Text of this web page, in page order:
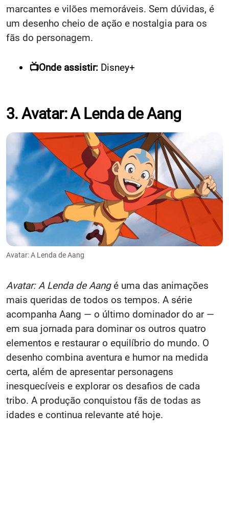
marcantes e vilões memoráveis. Sem dúvidas, é
um desenho cheio de ação e nostalgia para os
fãs do personagem.
📺Onde assistir: Disney+
3. Avatar: A Lenda de Aang
Avatar: A Lenda de Aang
Avatar: A Lenda de Aangé uma das animações
mais queridas de todos os tempos. A série
acompanha Aang — o último dominador do ar —
em sua jornada para dominar os outros quatro
elementos e restaurar o equilíbrio do mundo. O
desenho combina aventura e humor na medida
certa, além de apresentar personagens
inesquecíveis e explorar os desafios de cada
tribo. A produção conquistou fãs de todas as
idades e continua relevante até hoje.